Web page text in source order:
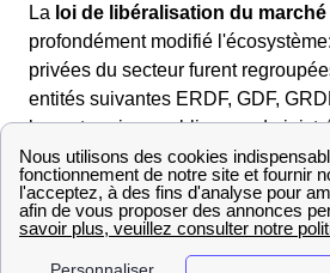
La loi de libéralisation du
profondément modifié
privées du secteur furent
entités suivantes ERDF, GDF,
les entreprises publiques
devenues des entreprises locales
l'arrivée des fournisseurs
Energie ou Eni en 2007, les ELD
pour former des regroupements